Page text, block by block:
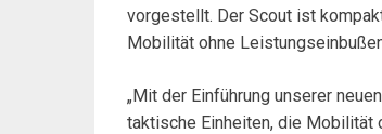
vorgestellt. Der Scout ist
Mobilität ohne
„Mit der Einführung unserer
taktische Einheiten, die Mobilität